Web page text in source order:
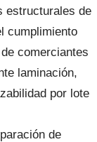
estructurales de
cumplimiento
comerciantes
laminación,
por lote
de